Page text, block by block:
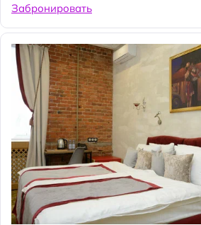
Забронировать